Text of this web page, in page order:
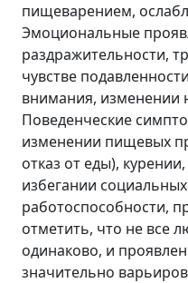
пищеварением,
Эмоциональные
раздражительности,
чувстве
внимания, изменении
Поведенческие
изменении пищевых
отказ от еды),
избегании
работоспособности,
отметить, что не все
одинаково, и
значительно